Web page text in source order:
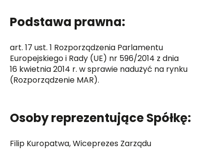
Podstawa prawna:
art. 17 ust. 1 Rozporządzenia Parlamentu
Europejskiego i Rady (UE) nr 596/2014 z dnia
16 kwietnia 2014 r. w sprawie nadużyć na rynku
(Rozporządzenie MAR).
Osoby reprezentujące Spółkę:
Filip Kuropatwa, Wiceprezes Zarządu